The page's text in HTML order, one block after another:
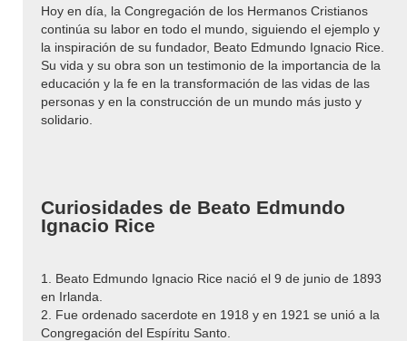
Hoy en día, la Congregación de los Hermanos Cristianos
continúa su labor en todo el mundo, siguiendo el ejemplo y
la inspiración de su fundador, Beato Edmundo Ignacio Rice.
Su vida y su obra son un testimonio de la importancia de la
educación y la fe en la transformación de las vidas de las
personas y en la construcción de un mundo más justo y
solidario.
Curiosidades de Beato Edmundo
Ignacio Rice
1. Beato Edmundo Ignacio Rice nació el 9 de junio de 1893
en Irlanda.
2. Fue ordenado sacerdote en 1918 y en 1921 se unió a la
Congregación del Espíritu Santo.